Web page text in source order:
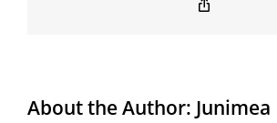
About the Author: Junimea